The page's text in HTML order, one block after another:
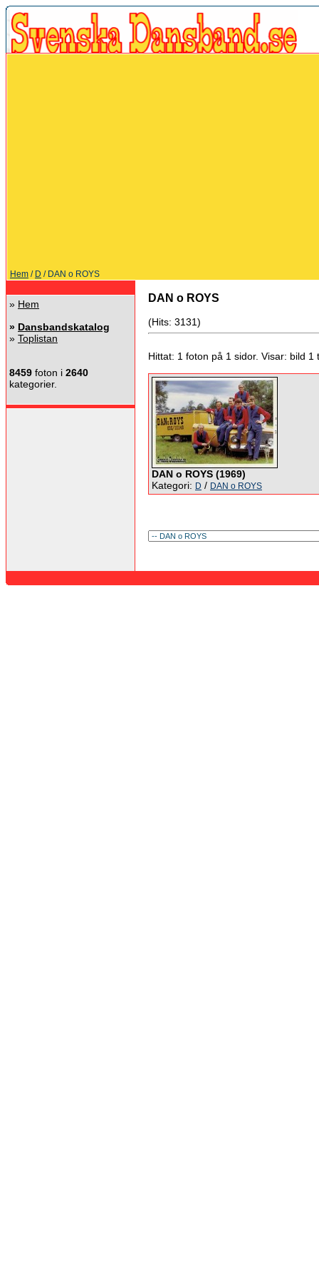
Hem / D / DAN o ROYS
» Hem
» Dansbandskatalog
» Toplistan
8459 foton i 2640
kategorier.
DAN o ROYS
(Hits: 3131)
Hittat: 1 foton på 1 sidor. Visar: bild 1
DAN o ROYS (1969)
Kategori: D / DAN o ROYS